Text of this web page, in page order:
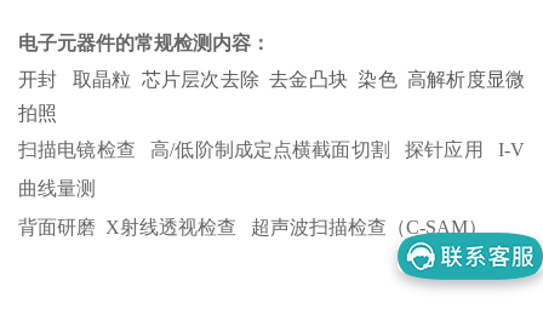
电子元器件的常规检测内容：
开封 取晶粒 芯片层次去除 去金凸块 染色 高解析度显微
拍照
扫描电镜检查 高/低阶制成定点横截面切割 探针应用 I-V
曲线量测
背面研磨 X射线透视检查 超声波扫描检查（C-SAM）